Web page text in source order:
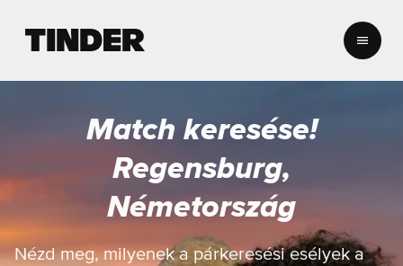
r
e
z
d
o
Match keresése!
Regensburg,
Németország
Nézd meg, milyenek a párkeresési esélyek a